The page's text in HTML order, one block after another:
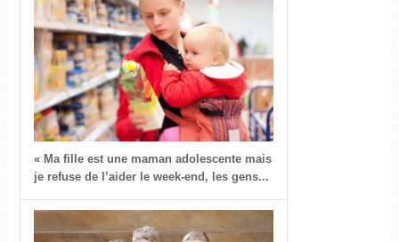
« Ma fille est une maman adolescente mais
je refuse de l’aider le week-end, les gens...